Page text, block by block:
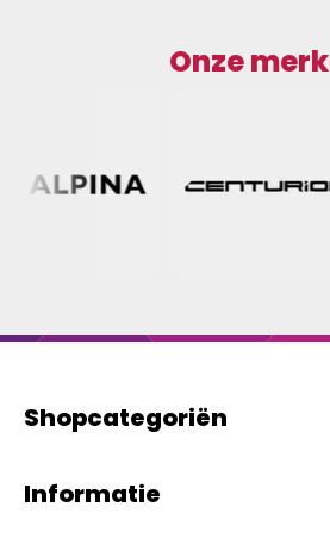
Onze
Shopcategoriën
Informatie